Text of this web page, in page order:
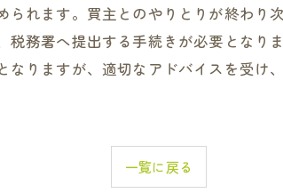
れます。買主とのやりとりが終わり
務署へ提出する手続きが必要となり
りますが、適切なアドバイスを受
一覧に戻る